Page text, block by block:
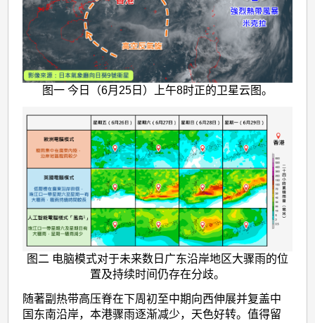
图一 今日（6月25日）上午8时正的卫星云图。
图二 电脑模式对于未来数日广东沿岸地区大骤雨的位
置及持续时间仍存在分歧。
随著副热带高压脊在下周初至中期向西伸展并复盖中
国东南沿岸，本港骤雨逐渐减少，天色好转。值得留